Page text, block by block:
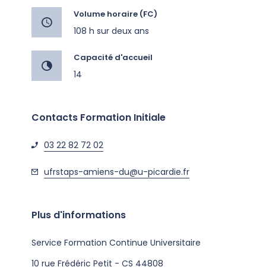
Volume horaire (FC)
108 h sur deux ans
Capacité d'accueil
14
Contacts Formation Initiale
03 22 82 72 02
ufrstaps-amiens-du@u-picardie.fr
Plus d'informations
Service Formation Continue Universitaire
10 rue Frédéric Petit - CS 44808